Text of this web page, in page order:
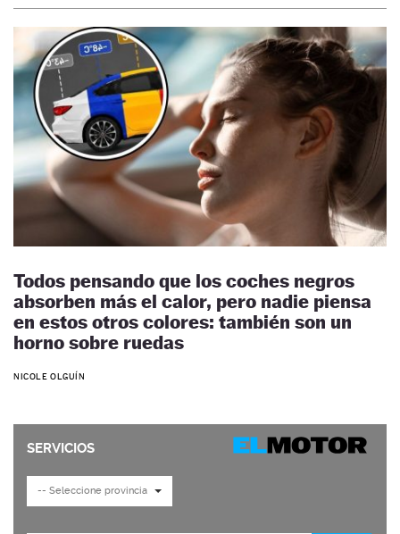
Todos pensando que los coches negros
absorben más el calor, pero nadie piensa
en estos otros colores: también son un
horno sobre ruedas
NICOLE OLGUÍN